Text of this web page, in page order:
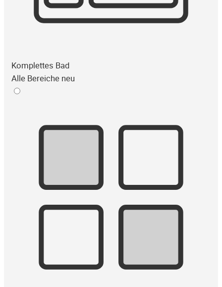
Komplettes Bad
Alle Bereiche neu